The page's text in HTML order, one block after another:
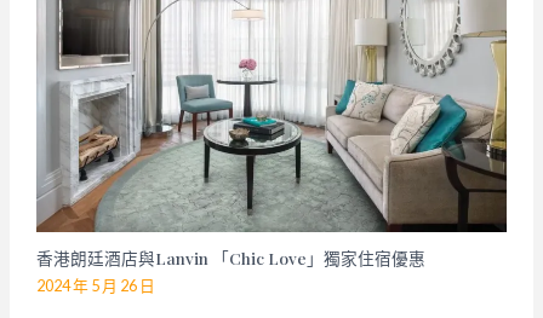
香港朗廷酒店與Lanvin 「Chic Love」獨家住宿優惠
2024 年 5 月 26 日